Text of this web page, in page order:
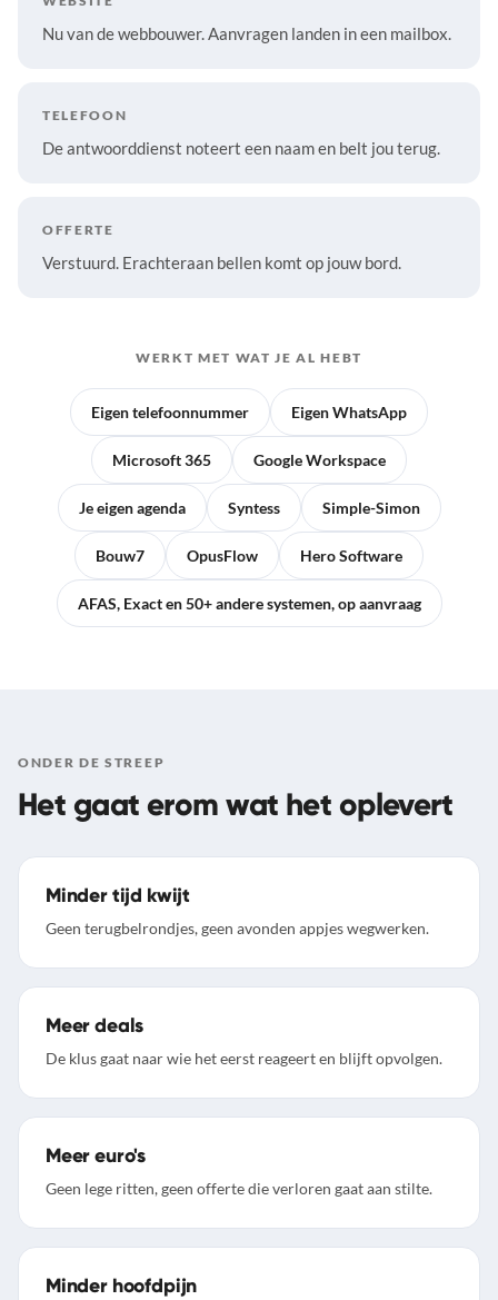
Nu van de webbouwer. Aanvragen landen in een mailbox.
TELEFOON
De antwoorddienst noteert een naam en belt jou terug.
OFFERTE
Verstuurd. Erachteraan bellen komt op jouw bord.
WERKT MET WAT JE AL HEBT
Eigen telefoonnummer Eigen WhatsApp
Microsoft 365 Google Workspace
Je eigen agenda Syntess Simple-Simon
Bouw7 OpusFlow Hero Software
AFAS, Exact en 50+ andere systemen, op aanvraag
ONDER DE STREEP
Het gaat erom wat het oplevert
Minder tijd kwijt
Geen terugbelrondjes, geen avonden appjes wegwerken.
Meer deals
De klus gaat naar wie het eerst reageert en blijft opvolgen.
Meer euro's
Geen lege ritten, geen offerte die verloren gaat aan stilte.
Minder hoofdpijn